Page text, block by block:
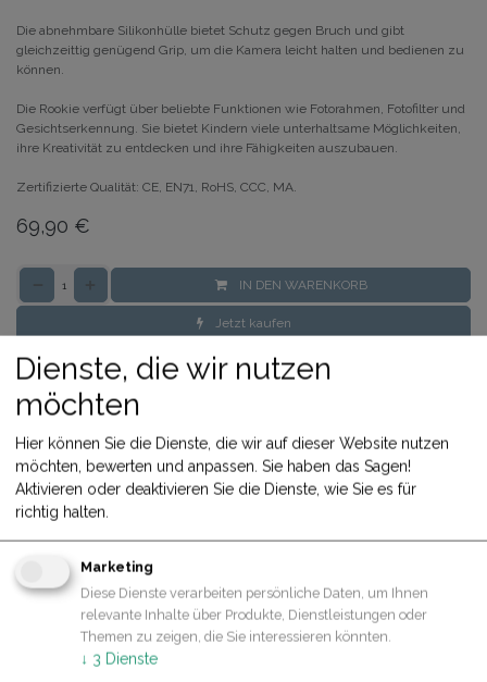
Die abnehmbare Silikonhülle bietet Schutz gegen Bruch und gibt
gleichzeittig genügend Grip, um die Kamera leicht halten und bedienen zu
können.
Die Rookie verfügt über beliebte Funktionen wie Fotorahmen, Fotofilter und
Gesichtserkennung. Sie bietet Kindern viele unterhaltsame Möglichkeiten,
ihre Kreativität zu entdecken und ihre Fähigkeiten auszubauen.
Zertifizierte Qualität: CE, EN71, RoHS, CCC, MA.
69,90 €
IN DEN WARENKORB
Jetzt kaufen
Zum Vergleich hinzufügen
Share
Allgemeine Geschäftsbedingungen
30-Tage-Geld-zurück-Garantie
Versand: 2-3 Geschäftstage
Beschreibung
Spezifikationen
Dienste, die wir nutzen
möchten
Hier können Sie die Dienste, die wir auf dieser Website nutzen
möchten, bewerten und anpassen. Sie haben das Sagen!
Aktivieren oder deaktivieren Sie die Dienste, wie Sie es für
richtig halten.
Marketing
Diese Dienste verarbeiten persönliche Daten, um Ihnen
relevante Inhalte über Produkte, Dienstleistungen oder
Themen zu zeigen, die Sie interessieren könnten.
↓ 3 Dienste